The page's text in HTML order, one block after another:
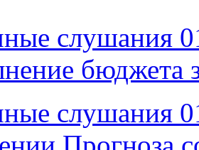
слушания
бюджета
слушания